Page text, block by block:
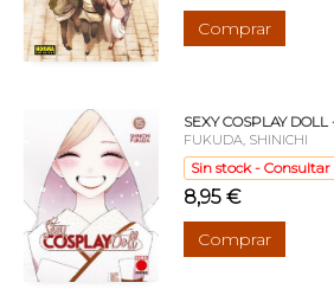
Comprar
SEXY COSPLAY DOLL
FUKUDA, SHINICHI
Sin stock -
8,95 €
Comprar